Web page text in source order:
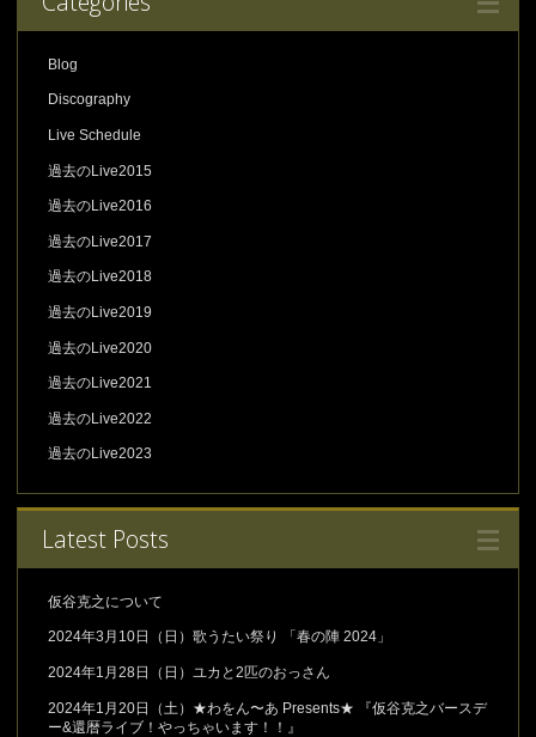
Blog
Discography
Live Schedule
過去のLive2015
過去のLive2016
過去のLive2017
過去のLive2018
過去のLive2019
過去のLive2020
過去のLive2021
過去のLive2022
過去のLive2023
Latest Posts
仮谷克之について
2024年3月10日（日）歌うたい祭り 「春の陣 2024」
2024年1月28日（日）ユカと2匹のおっさん
2024年1月20日（土）★わをん〜あ Presents★ 『仮谷克之バースデ
ー&還暦ライブ！やっちゃいます！！』